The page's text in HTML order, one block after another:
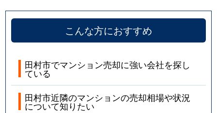
こんな方におすすめ
田村市でマンション売却に強い会社を探し
ている
田村市近隣のマンションの売却相場や状況
について知りたい